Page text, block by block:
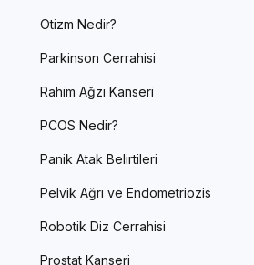
Otizm Nedir?
Parkinson Cerrahisi
Rahim Ağzı Kanseri
PCOS Nedir?
Panik Atak Belirtileri
Pelvik Ağrı ve Endometriozis
Robotik Diz Cerrahisi
Prostat Kanseri